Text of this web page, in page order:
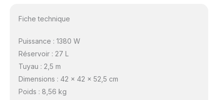
Fiche technique
Puissance : 1380 W
Réservoir : 27 L
Tuyau : 2,5 m
Dimensions : 42 x 42 x 52,5 cm
Poids : 8,56 kg